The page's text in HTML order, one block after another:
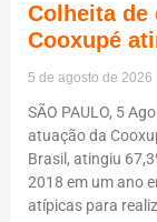
Colheita de
Cooxupé
5 de agosto de 2026
SÃO PAULO, 5
atuação da
Brasil, atingiu
2018 em um ano
atípicas para